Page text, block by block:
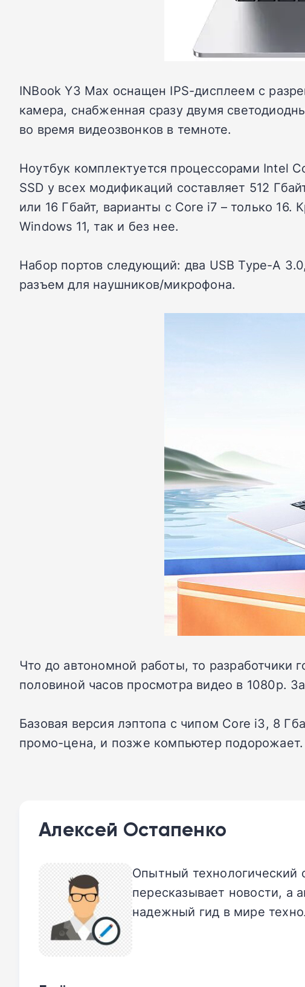
INBook Y3 Max оснащен IPS-дисплеем с
камера, снабженная сразу двумя
во время видеозвонков в темноте.
Ноутбук комплектуется процессорами Intel
SSD у всех модификаций составляет 512
или 16 Гбайт, варианты с Core i7 – только
Windows 11, так и без нее.
Набор портов следующий: два USB Type-A
разъем для наушников/микрофона.
Что до автономной работы, то разработчики
половиной часов просмотра видео в 1080p.
Базовая версия лэптопа с чипом Core i3, 8
промо-цена, и позже компьютер подорожает.
Алексей Остапенко
Опытный технологический
пересказывает новости, а
надежный гид в мире